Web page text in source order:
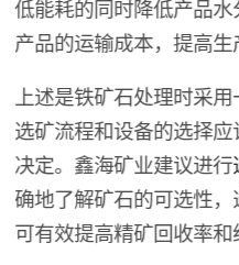
低能耗的同时降低产品
产品的运输成本，提高生
上述是铁矿石处理时采
选矿流程和设备的选择
决定。鑫海矿业建议进行
确地了解矿石的可选性
可有效提高精矿回收率和